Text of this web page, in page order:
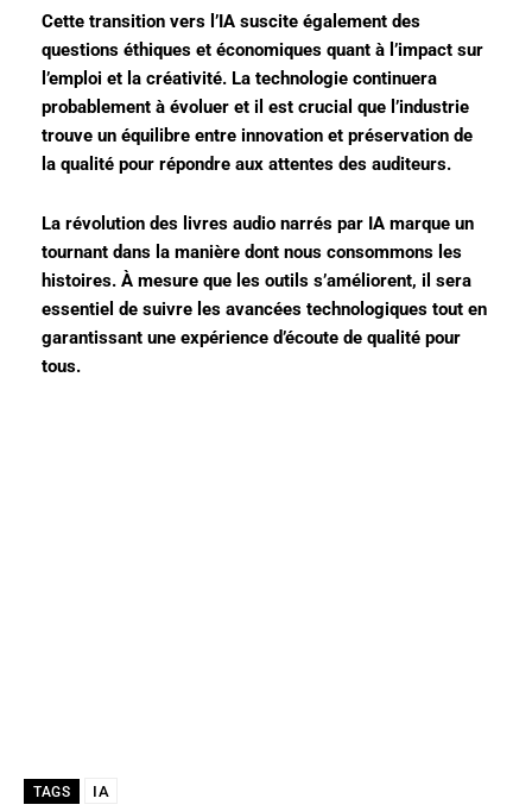
Cette transition vers l’IA suscite également des
questions éthiques et économiques quant à l’impact sur
l’emploi et la créativité. La technologie continuera
probablement à évoluer et il est crucial que l’industrie
trouve un équilibre entre innovation et préservation de
la qualité pour répondre aux attentes des auditeurs.
La révolution des livres audio narrés par IA marque un
tournant dans la manière dont nous consommons les
histoires. À mesure que les outils s’améliorent, il sera
essentiel de suivre les avancées technologiques tout en
garantissant une expérience d’écoute de qualité pour
tous.
TAGS IA